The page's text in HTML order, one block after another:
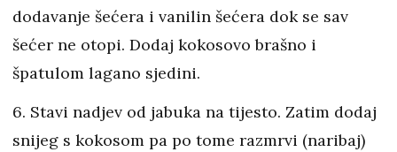
dodavanje šećera i vanilin šećera dok se sav
šećer ne otopi. Dodaj kokosovo brašno i
špatulom lagano sjedini.
6. Stavi nadjev od jabuka na tijesto. Zatim dodaj
snijeg s kokosom pa po tome razmrvi (naribaj)